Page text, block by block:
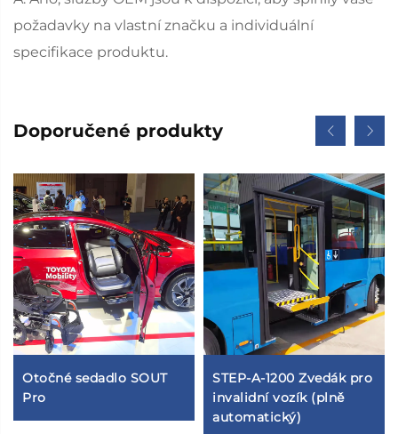
požadavky na vlastní značku a individuální
specifikace produktu.
Doporučené produkty
Otočné sedadlo SOUT
Pro
STEP-A-1200 Zvedák pro
invalidní vozík (plně
automatický)